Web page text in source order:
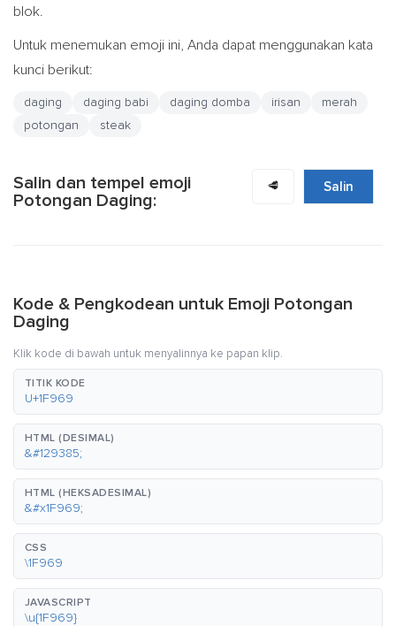
blok.
Untuk menemukan emoji ini, Anda dapat menggunakan kata
kunci berikut:
daging daging babi daging domba irisan
merah
potongan
steak
Salin dan tempel emoji
Potongan Daging:
🥩 Salin
Kode & Pengkodean untuk Emoji Potongan
Daging
Klik kode di bawah untuk menyalinnya ke papan klip.
TITIK KODE
U+1F969
HTML (DESIMAL)
&#129385;
HTML (HEKSADESIMAL)
&#x1F969;
CSS
\1F969
JAVASCRIPT
\u{1F969}